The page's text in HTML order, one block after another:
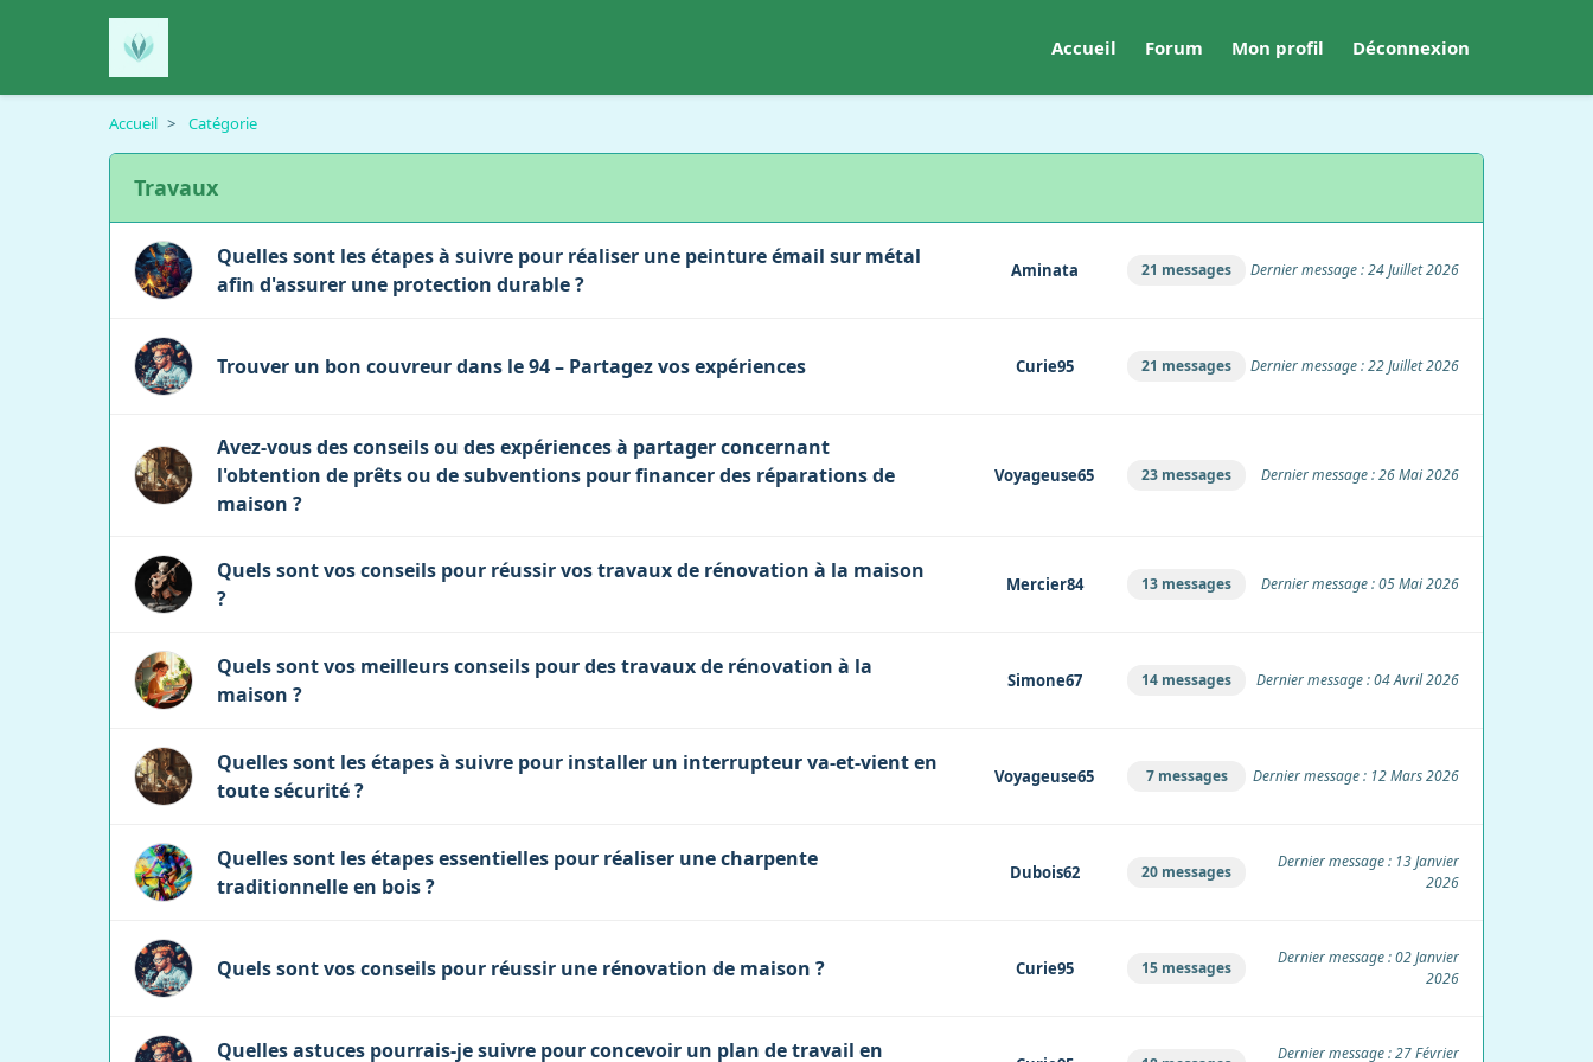
Accueil Forum Mon profil Déconnexion
Accueil > Catégorie
Travaux
Quelles sont les étapes à suivre pour réaliser une peinture émail sur métal
afin d'assurer une protection durable ?
Aminata 21 messages Dernier message : 24 Juillet 2026
Trouver un bon couvreur dans le 94 – Partagez vos expériences Curie95 21 messages Dernier message : 22 Juillet 2026
Avez-vous des conseils ou des expériences à partager concernant
l'obtention de prêts ou de subventions pour financer des réparations de
maison ?
Voyageuse65 23 messages Dernier message : 26 Mai 2026
Quels sont vos conseils pour réussir vos travaux de rénovation à la maison
?
Mercier84 13 messages Dernier message : 05 Mai 2026
Quels sont vos meilleurs conseils pour des travaux de rénovation à la
maison ?
Simone67 14 messages Dernier message : 04 Avril 2026
Quelles sont les étapes à suivre pour installer un interrupteur va-et-vient en
toute sécurité ?
Voyageuse65 7 messages Dernier message : 12 Mars 2026
Quelles sont les étapes essentielles pour réaliser une charpente
traditionnelle en bois ?
Dubois62 20 messages
Dernier message : 13 Janvier
2026
Quels sont vos conseils pour réussir une rénovation de maison ? Curie95 15 messages
Dernier message : 02 Janvier
2026
Quelles astuces pourrais-je suivre pour concevoir un plan de travail en
Dernier message : 27 Février